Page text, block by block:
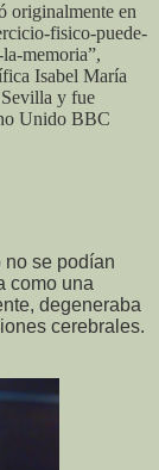
originalmente en
fisico-puede-
memoria”,
Isabel María
y fue
Unido BBC
no se podían
como una
degeneraba
cerebrales.